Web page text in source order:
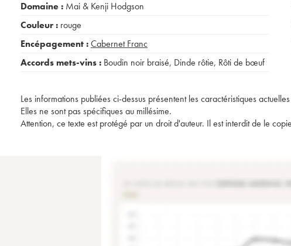
Domaine : Mai & Kenji Hodgson
Couleur : rouge
Encépagement :Cabernet Franc
Accords mets-vins : Boudin noir braisé, Dinde rôtie, Rôti de bœuf
Les informations publiées ci-dessus présentent les caractéristiques
Elles ne sont pas spécifiques au millésime.
Attention, ce texte est protégé par un droit d'auteur. Il est interdit de le